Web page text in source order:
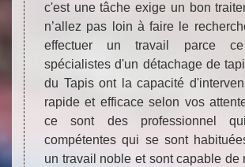
c'est une tâche exige un bon
n’allez pas loin à faire le
effectuer un travail parce
spécialistes d'un détachage de
du Tapis ont la capacité
rapide et efficace selon vos
ce sont des professionnel
compétentes qui se sont
un travail noble et sont capable de